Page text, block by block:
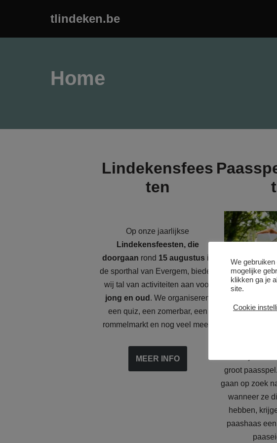
tlindeken.be
Home
Lindekensfees
ten
Op onze jaarlijkse
Lindekensfeesten, die
doorgaan rond 15 augustus in
de sporthal van Evergem, bieden
wij tal van activiteiten aan voor
jong en oud . We organiseren
een quiz, een zomerbar, een
rommelmarkt en nog veel meer.
MEER INFO
t
Op onze
groot
gaan op zoek
wanneer ze
hebben,
paashaas
We
mogelijke
klikken ga je
site.
Cookie